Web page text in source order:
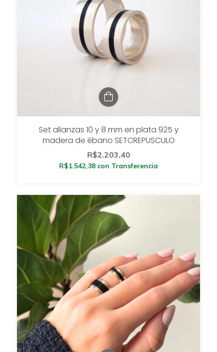
Set alianzas 10 y 8 mm en plata 925 y
madera de ébano SETCREPUSCULO
R$2.203,40
R$1.542,38 con Transferencia